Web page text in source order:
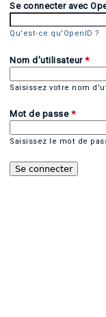
Se connecter avec
Qu'est-ce qu'OpenID ?
Nom d'utilisateur *
Saisissez votre nom
Mot de passe *
Saisissez le mot de